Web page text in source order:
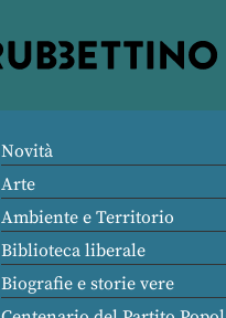
Novità
Arte
Ambiente e Territorio
Biblioteca liberale
Biografie e storie vere